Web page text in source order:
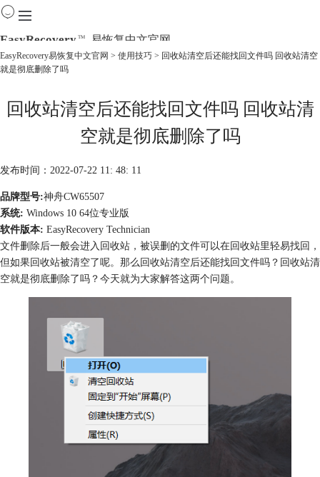
EasyRecovery TM 易恢复中文官网
下载
EasyRecovery易恢复中文官网 > 使用技巧 > 回收站清空后还能找回文件吗 回收站清空
就是彻底删除了吗
回收站清空后还能找回文件吗 回收站清
空就是彻底删除了吗
发布时间：2022-07-22 11: 48: 11
品牌型号:神舟CW65507
系统: Windows 10 64位专业版
软件版本: EasyRecovery Technician
文件删除后一般会进入回收站，被误删的文件可以在回收站里轻易找回，
但如果回收站被清空了呢。那么回收站清空后还能找回文件吗？回收站清
空就是彻底删除了吗？今天就为大家解答这两个问题。